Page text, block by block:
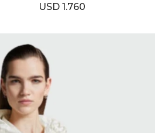
USD 1.760